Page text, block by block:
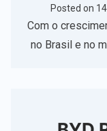
Posted on
Com o
no Brasil e no